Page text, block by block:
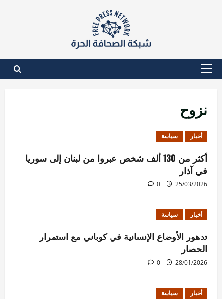
القائمة
نزوح
أخبار سياسة
أكثر من 130 ألف شخص عبروا من لبنان إلى سوريا
في آذار
25/03/2026
0
أخبار سياسة
تدهور الأوضاع الإنسانية في كوباني مع استمرار
الحصار
28/01/2026
0
أخبار سياسة